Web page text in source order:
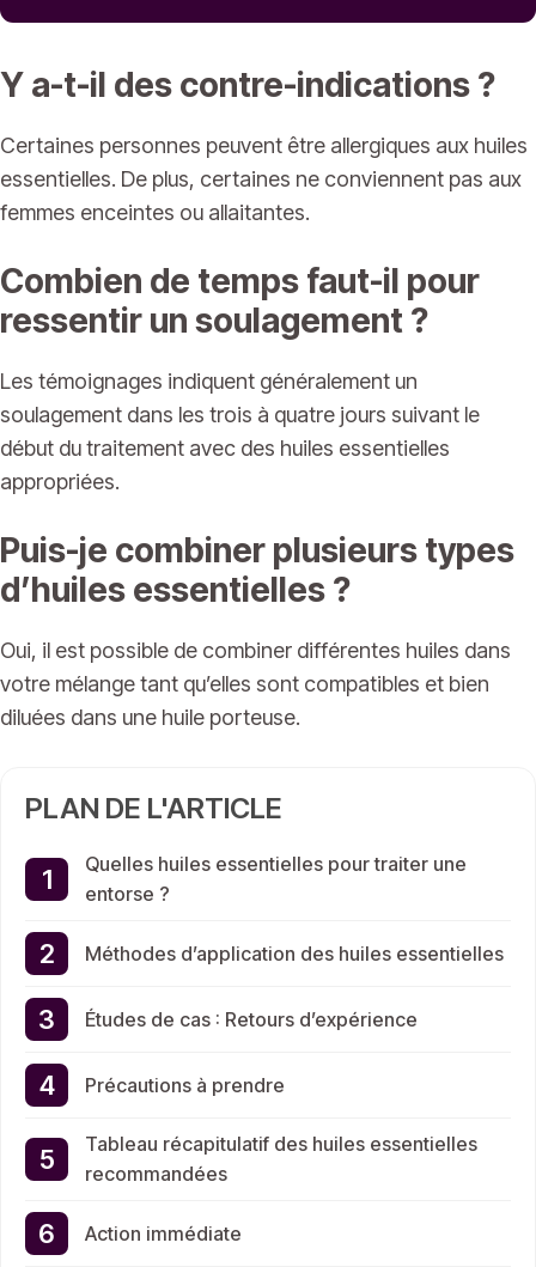
Y a-t-il des contre-indications ?
Certaines personnes peuvent être allergiques aux huiles
essentielles. De plus, certaines ne conviennent pas aux
femmes enceintes ou allaitantes.
Combien de temps faut-il pour
ressentir un soulagement ?
Les témoignages indiquent généralement un
soulagement dans les trois à quatre jours suivant le
début du traitement avec des huiles essentielles
appropriées.
Puis-je combiner plusieurs types
d’huiles essentielles ?
Oui, il est possible de combiner différentes huiles dans
votre mélange tant qu’elles sont compatibles et bien
diluées dans une huile porteuse.
PLAN DE L'ARTICLE
Quelles huiles essentielles pour traiter une
entorse ?
Méthodes d’application des huiles essentielles
Études de cas : Retours d’expérience
Précautions à prendre
Tableau récapitulatif des huiles essentielles
recommandées
Action immédiate